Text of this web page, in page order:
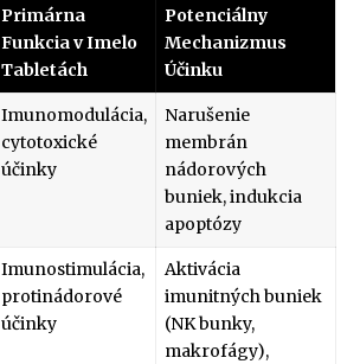
Primárna
Funkcia v Imelo
Tabletách
Potenciálny
Mechanizmus
Účinku
Imunomodulácia,
cytotoxické
účinky
Narušenie
membrán
nádorových
buniek, indukcia
apoptózy
Imunostimulácia,
protinádorové
účinky
Aktivácia
imunitných buniek
(NK bunky,
makrofágy),